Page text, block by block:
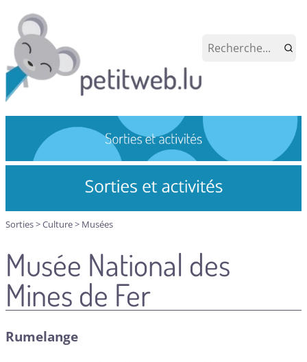
Sorties>Culture> Musées
Musée National des
Mines de Fer
Rumelange